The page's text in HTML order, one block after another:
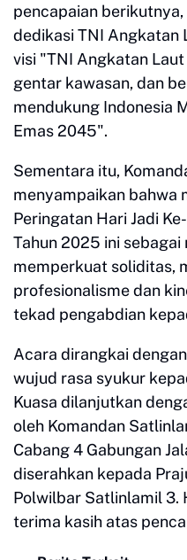
pencapaian
dedikasi TNI Angkatan
visi "TNI Angkatan
gentar kawasan, dan
mendukung Indonesia
Emas 2045".
Sementara itu,
menyampaikan bahwa
Peringatan Hari Jadi
Tahun 2025 ini
memperkuat soliditas,
profesionalisme dan
tekad pengabdian
Acara dirangkai
wujud rasa syukur
Kuasa dilanjutkan
oleh Komandan
Cabang 4 Gabungan
diserahkan kepada
Polwilbar Satlinlamil 3.
terima kasih atas